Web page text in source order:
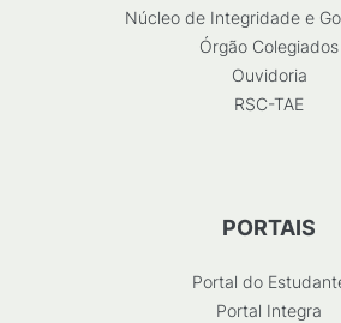
Núcleo de Integridade e
Órgão Colegiados
Ouvidoria
RSC-TAE
PORTAIS
Portal do
Portal Integra